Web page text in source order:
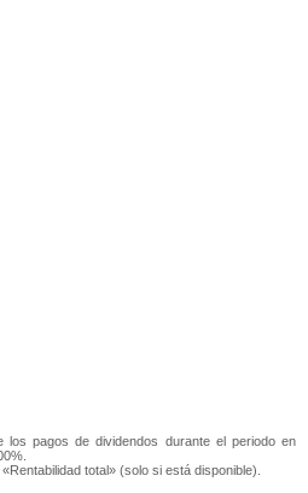
los pagos de dividendos durante el periodo en
total» (solo si está disponible).